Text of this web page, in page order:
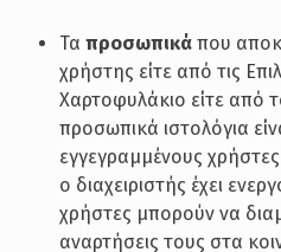
Τα προσωπικάπου
χρήστης είτε από τις
Χαρτοφυλάκιο είτε από
προσωπικά ιστολόγια
εγγεγραμμένους
ο διαχειριστής έχει
χρήστες μπορούν να
αναρτήσεις τους στα